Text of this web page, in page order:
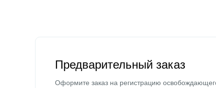
Предварительный заказ
Оформите заказ на регистрацию